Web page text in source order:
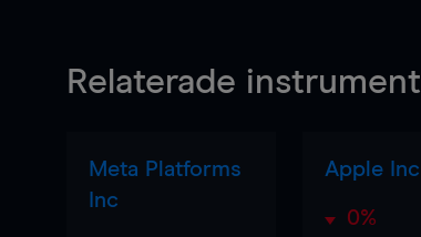
Relaterade instrument
Meta Platforms
Inc
Apple Inc
0%